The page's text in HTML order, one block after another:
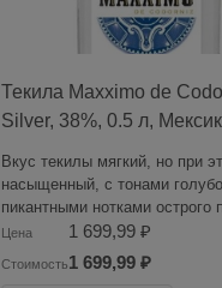
Текила Maxximo de
Silver, 38%, 0.5 л,
Вкус текилы мягкий, но при
насыщенный, с тонами
пикантными нотками острого
чили. Текила обладает
ароматом с нотками агавы и
Цена 1 699,99 ₽
Стоимость1 699,99 ₽